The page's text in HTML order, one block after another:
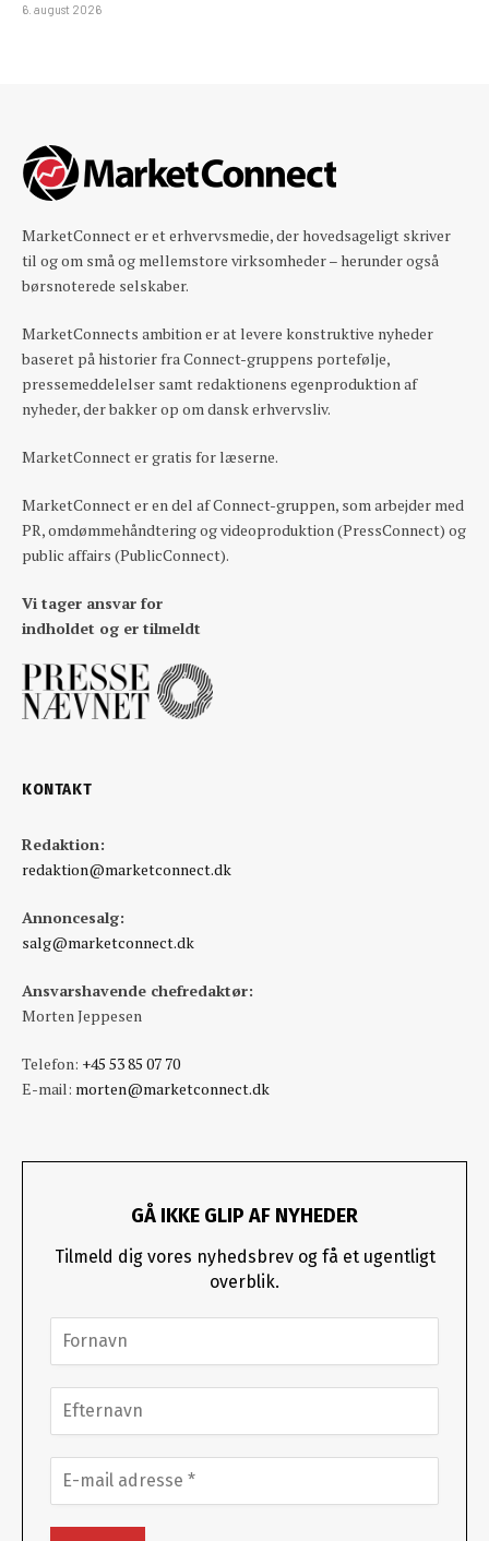
6. august 2026
MarketConnect er et erhvervsmedie, der hovedsageligt skriver
til og om små og mellemstore virksomheder – herunder også
børsnoterede selskaber.
MarketConnects ambition er at levere konstruktive nyheder
baseret på historier fra Connect-gruppens portefølje,
pressemeddelelser samt redaktionens egenproduktion af
nyheder, der bakker op om dansk erhvervsliv.
MarketConnect er gratis for læserne.
MarketConnect er en del af Connect-gruppen, som arbejder med
PR, omdømmehåndtering og videoproduktion (PressConnect) og
public affairs (PublicConnect).
Vi tager ansvar for
indholdet og er tilmeldt
KONTAKT
Redaktion:
redaktion@marketconnect.dk
Annoncesalg:
salg@marketconnect.dk
Ansvarshavende chefredaktør:
Morten Jeppesen
Telefon: +45 53 85 07 70
E-mail: morten@marketconnect.dk
GÅ IKKE GLIP AF NYHEDER
Tilmeld dig vores nyhedsbrev og få et ugentligt
overblik.